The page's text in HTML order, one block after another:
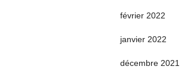
février 2022
janvier 2022
décembre 2021